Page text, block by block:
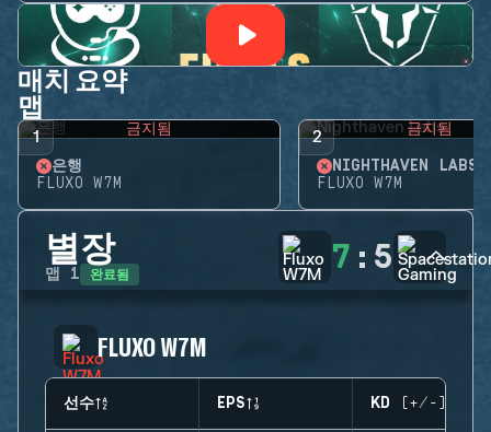
매치 요약
맵
1 금지됨
은행
FLUXO W7M
2 금지됨
NIGHTHAVEN LABS
FLUXO W7M
별장
맵 1 완료됨 7 : 5
FLUXO W7M
선수 EPS KD (+/-)